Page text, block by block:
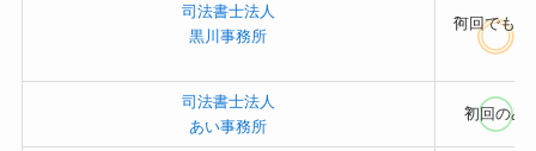
司法書士法人
黒川事務所
?
何回でも
司法書士法人
あい事務所
?
初回のみ